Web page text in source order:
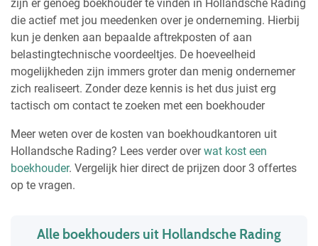
zijn er genoeg boekhouder te vinden in Hollandsche Rading
die actief met jou meedenken over je onderneming. Hierbij
kun je denken aan bepaalde aftrekposten of aan
belastingtechnische voordeeltjes. De hoeveelheid
mogelijkheden zijn immers groter dan menig ondernemer
zich realiseert. Zonder deze kennis is het dus juist erg
tactisch om contact te zoeken met een boekhouder
Meer weten over de kosten van boekhoudkantoren uit
Hollandsche Rading? Lees verder overwat kost een
boekhouder. Vergelijk hier direct de prijzen door 3 offertes
op te vragen.
Alle boekhouders uit Hollandsche Rading